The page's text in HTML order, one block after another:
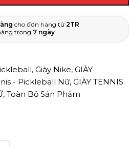
cho đơn hàng từ 2TR
trong 7 ngày
, Giày Nike, GIÀY
- Pickleball Nữ, GIÀY TENNIS
, Toàn Bộ Sản Phẩm